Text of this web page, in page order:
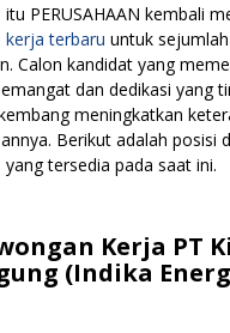
itu PERUSAHAAN kembali
terbaru untuk
Calon kandidat yang
dan dedikasi yang
meningkatkan
Berikut adalah posisi
tersedia pada saat ini.
Kerja PT
(Indika